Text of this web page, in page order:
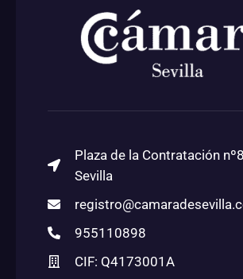
Plaza de la Contratación
Sevilla
955110898
CIF: Q4173001A